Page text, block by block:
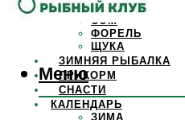
САЗАН
СОМ
ФОРЕЛЬ
ЩУКА
ЗИМНЯЯ РЫБАЛКА
ПРИКОРМ
СНАСТИ
КАЛЕНДАРЬ
ЗИМА
Меню